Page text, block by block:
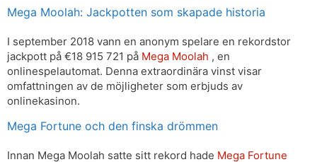
Mega Moolah: Jackpotten som skapade historia
I september 2018 vann en anonym spelare en rekordstor
jackpott på €18 915 721 på Mega Moolah , en
onlinespelautomat. Denna extraordinära vinst visar
omfattningen av de möjligheter som erbjuds av
onlinekasinon.
Mega Fortune och den finska drömmen
Innan Mega Moolah satte sitt rekord hade Mega Fortune